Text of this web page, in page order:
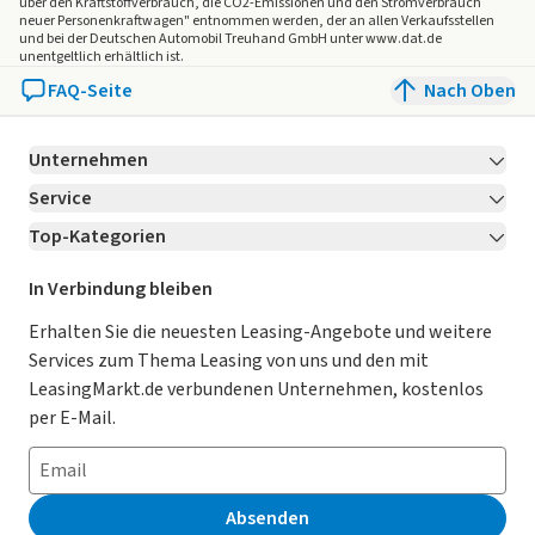
- Lenkradmaterial: Kunstleder
- Lenkradverstellung - vierfach, manuell
- Material des Armaturenbretts: Kunstleder-Einfassung
- Multifunktionslenkrad mit physischen Tasten
- Konsolen-Armlehnenbox – Luftaustritt zur Kühlung
- 2-Zonen-Klimaautomatik
- Fernsteuerung: Voreingestellte Fahrzeugfunktionen
- Umgebungslicht - 64 Farben in Helligkeit und Farbe
einstellbar
- Überkopfkonsole mit Brillenfach
- Lastfläche & Kofferraum: Kofferraumabdeckung
Sicherheit + Assistenz
- Diebstahlschutz – Wegfahrsperre
- Notrufsystem (eCall)
neuer Personenkraftwagen" entnommen werden, der an allen Verkaufsstellen
und bei der Deutschen Automobil Treuhand GmbH unter www.dat.de
unentgeltlich erhältlich ist.
FAQ-Seite Nach Oben
Unternehmen
Über LeasingMarkt.de
Karriere Jetzt bewerben!
Für Händler
Kooperation mit AutoScout24
AGB
Datenschutz
Impressum
Erklärung zur Barrierefreiheit
Service
Kontakt
Ratgeber
Magazin
Datenschutz-Einstellungen
So funktioniert’s
Häufig gestellte Fragen
Leasing-Lexikon
Top-Kategorien
Leasing Deals
Gebrauchtwagen Leasing
Leasing ohne Anzahlung
E-Auto Leasing
Privatleasing
Leasing-Vergleiche
In Verbindung bleiben
Erhalten Sie die neuesten Leasing-Angebote und weitere
Services zum Thema Leasing von uns und den mit
LeasingMarkt.de verbundenen Unternehmen, kostenlos
per E-Mail.
Absenden